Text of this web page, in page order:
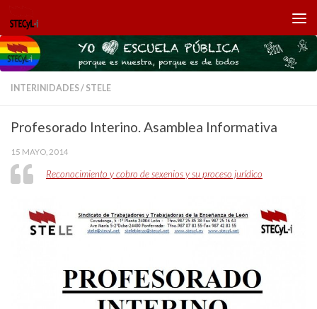
Saltar al contenido
INTERINIDADES/ STELE
Profesorado Interino. Asamblea Informativa
15 MAYO, 2014
Reconocimiento y cobro de sexenios y su proceso jurídico